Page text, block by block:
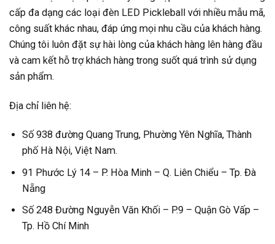
cấp đa dạng các loại đèn LED Pickleball với nhiều mẫu mã,
công suất khác nhau, đáp ứng mọi nhu cầu của khách hàng.
Chúng tôi luôn đặt sự hài lòng của khách hàng lên hàng đầu
và cam kết hỗ trợ khách hàng trong suốt quá trình sử dụng
sản phẩm.
Địa chỉ liên hệ:
Số 938 đường Quang Trung, Phường Yên Nghĩa, Thành
phố Hà Nội, Việt Nam.
91 Phước Lý 14 – P. Hòa Minh – Q. Liên Chiểu – Tp. Đà
Nẵng
Số 248 Đường Nguyễn Văn Khối – P.9 – Quận Gò Vấp –
Tp. Hồ Chí Minh